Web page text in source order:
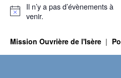
Notice
Il n’y a pas d’évènements à
venir.
Mission Ouvrière de l'Isère